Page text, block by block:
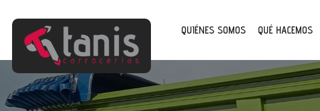
QUIÉNES SOMOS QUÉ HACEMOS
Aviso legal
Política de privacidad
Política de cookies